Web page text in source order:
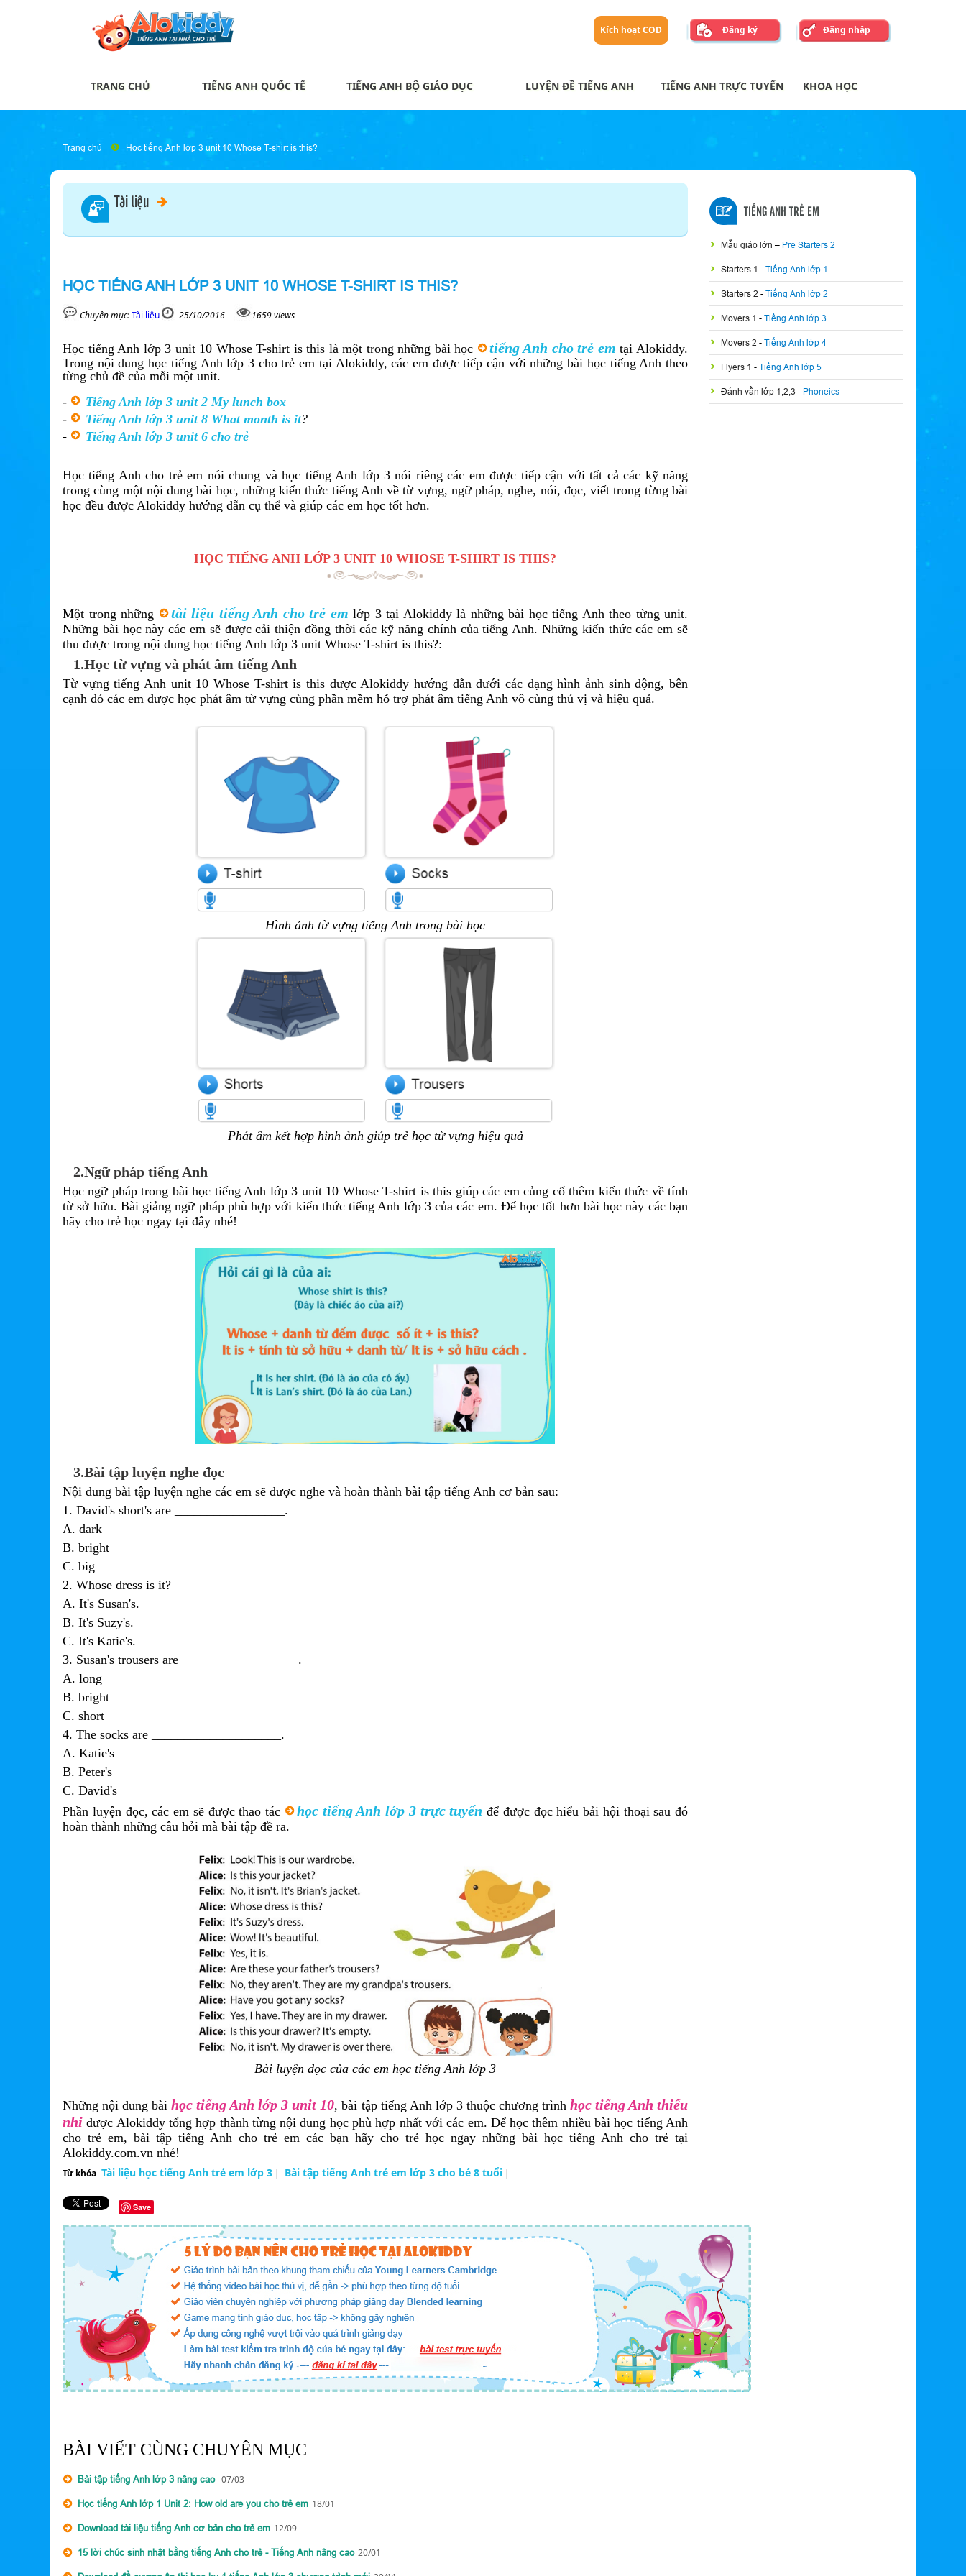
Đăng nhập
Đăng ký
Kích hoạt COD
TRANG CHỦ TIẾNG ANH QUỐC TẾ TIẾNG ANH BỘ GIÁO DỤC LUYỆN ĐỀ TIẾNG ANH TIẾNG ANH TRỰC TUYẾN KHOA HỌC
Trang chủ Học tiếng Anh lớp 3 unit 10 Whose T-shirt is this?
Tài liệu
HỌC TIẾNG ANH LỚP 3 UNIT 10 WHOSE T-SHIRT IS THIS?
Chuyên mục:Tài liệu 25/10/2016 1659 views
Học tiếng Anh lớp 3 unit 10 Whose T-shirt is this là một trong những bài học tiếng Anh cho trẻ em tại Alokiddy.
Trong nội dung học tiếng Anh lớp 3 cho trẻ em tại Alokiddy, các em được tiếp cận với những bài học tiếng Anh theo
từng chủ đề của mỗi một unit.
-
Tiếng Anh lớp 3 unit 2 My lunch box
-
Tiếng Anh lớp 3 unit 8 What month is it?
-
Tiếng Anh lớp 3 unit 6 cho trẻ
Học tiếng Anh cho trẻ em nói chung và học tiếng Anh lớp 3 nói riêng các em được tiếp cận với tất cả các kỹ năng
trong cùng một nội dung bài học, những kiến thức tiếng Anh về từ vựng, ngữ pháp, nghe, nói, đọc, viết trong từng bài
học đều được Alokiddy hướng dẫn cụ thể và giúp các em học tốt hơn.
HỌC TIẾNG ANH LỚP 3 UNIT 10 WHOSE T-SHIRT IS THIS?
Một trong những tài liệu tiếng Anh cho trẻ em lớp 3 tại Alokiddy là những bài học tiếng Anh theo từng unit.
Những bài học này các em sẽ được cải thiện đồng thời các kỹ năng chính của tiếng Anh. Những kiến thức các em sẽ
thu được trong nội dung học tiếng Anh lớp 3 unit Whose T-shirt is this?:
1.Học từ vựng và phát âm tiếng Anh
Từ vựng tiếng Anh unit 10 Whose T-shirt is this được Alokiddy hướng dẫn dưới các dạng hình ảnh sinh động, bên
cạnh đó các em được học phát âm từ vựng cùng phần mềm hỗ trợ phát âm tiếng Anh vô cùng thú vị và hiệu quả.
Hình ảnh từ vựng tiếng Anh trong bài học
Phát âm kết hợp hình ảnh giúp trẻ học từ vựng hiệu quả
2.Ngữ pháp tiếng Anh
Học ngữ pháp trong bài học tiếng Anh lớp 3 unit 10 Whose T-shirt is this giúp các em củng cố thêm kiến thức về tính
từ sở hữu. Bài giảng ngữ pháp phù hợp với kiến thức tiếng Anh lớp 3 của các em. Để học tốt hơn bài học này các bạn
hãy cho trẻ học ngay tại đây nhé!
3.Bài tập luyện nghe đọc
Nội dung bài tập luyện nghe các em sẽ được nghe và hoàn thành bài tập tiếng Anh cơ bản sau:
1. David's short's are _________________.
A. dark
B. bright
C. big
2. Whose dress is it?
A. It's Susan's.
B. It's Suzy's.
C. It's Katie's.
3. Susan's trousers are __________________.
A. long
B. bright
C. short
4. The socks are ____________________.
A. Katie's
B. Peter's
C. David's
Phần luyện đọc, các em sẽ được thao tác
học tiếng Anh lớp 3 trực tuyến để được đọc hiểu bải hội thoại sau đó
hoàn thành những câu hỏi mà bài tập đề ra.
Bài luyện đọc của các em học tiếng Anh lớp 3
Những nội dung bàihọc tiếng Anh lớp 3 unit 10, bài tập tiếng Anh lớp 3 thuộc chương trình học tiếng Anh thiếu
nhi được Alokiddy tổng hợp thành từng nội dung học phù hợp nhất với các em. Để học thêm nhiều bài học tiếng Anh
cho trẻ em, bài tập tiếng Anh cho trẻ em các bạn hãy cho trẻ học ngay những bài học tiếng Anh cho trẻ tại
Alokiddy.com.vn nhé!
Từ khóa Tài liệu học tiếng Anh trẻ em lớp 3 | Bài tập tiếng Anh trẻ em lớp 3 cho bé 8 tuổi |
Save
BÀI VIẾT CÙNG CHUYÊN MỤC
Bài tập tiếng Anh lớp 3 nâng cao 07/03
Học tiếng Anh lớp 1 Unit 2: How old are you cho trẻ em 18/01
Download tài liệu tiếng Anh cơ bản cho trẻ em 12/09
15 lời chúc sinh nhật bằng tiếng Anh cho trẻ - Tiếng Anh nâng cao 20/01
TIẾNG ANH TRẺ EM
Mẫu giáo lớn – Pre Starters 2
Starters 1 - Tiếng Anh lớp 1
Starters 2 - Tiếng Anh lớp 2
Movers 1 - Tiếng Anh lớp 3
Movers 2 - Tiếng Anh lớp 4
Flyers 1 - Tiếng Anh lớp 5
Đánh vần lớp 1,2,3 - Phoneics